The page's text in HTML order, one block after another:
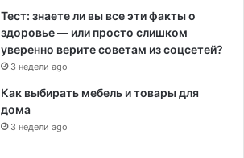
Тест: знаете ли вы все эти факты о
здоровье — или просто слишком
уверенно верите советам из соцсетей?
3 недели ago
Как выбирать мебель и товары для
дома
3 недели ago